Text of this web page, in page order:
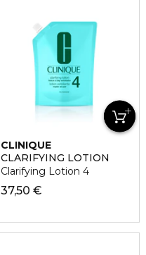
CLINIQUE
CLARIFYING LOTION
Clarifying Lotion 4
37,50 €